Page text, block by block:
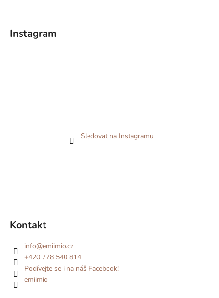
Instagram
Sledovat na Instagramu
Kontakt
info@emiimio.cz
+420 778 540 814
Podívejte se i na náš Facebook!
emiimio